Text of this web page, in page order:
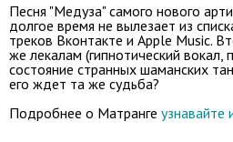
Песня "Медуза" самого нового
долгое время не вылезает из
треков Вконтакте и Apple Music.
же лекалам (гипнотический вокал,
состояние странных шаманских
его ждет та же судьба?
Подробнее о Матранге узнавайте